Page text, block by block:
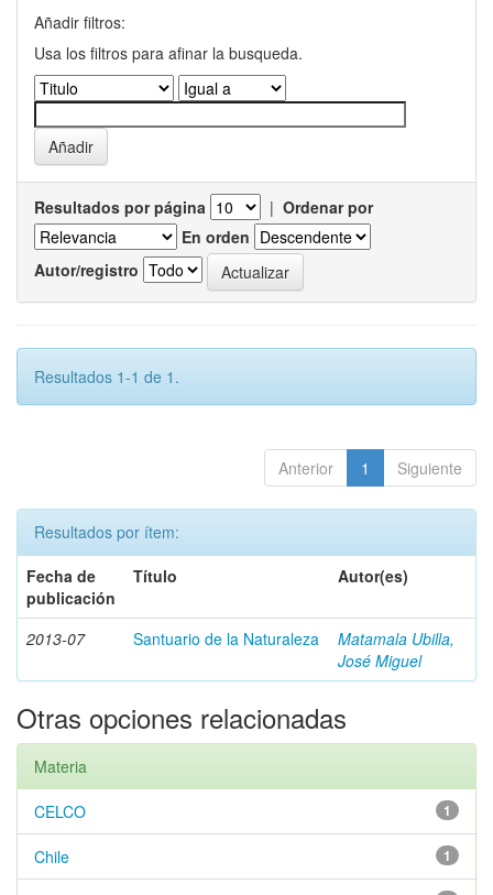
Añadir filtros:
Usa los filtros para afinar la busqueda.
Resultados por página | Ordenar por
En orden
Autor/registro
Resultados 1-1 de 1.
Anterior 1 Siguiente
Resultados por ítem:
Fecha de
publicación
Título Autor(es)
2013-07 Santuario de la Naturaleza
Matamala Ubilla,
José Miguel
Otras opciones relacionadas
Materia
1
CELCO
1
Chile